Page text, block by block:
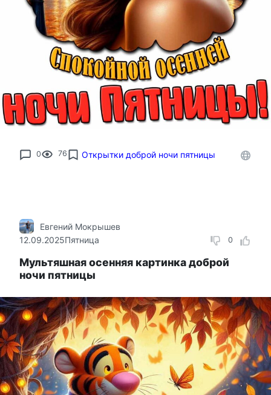
0 76 Открытки доброй ночи пятницы
0
Евгений Мокрышев
12.09.2025Пятница
Мультяшная осенняя картинка доброй
ночи пятницы